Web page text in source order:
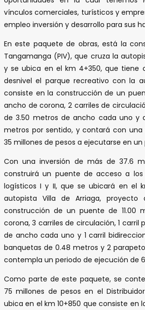
vínculos comerciales, turísticos y
empleo inversión y desarrollo para sus
En este paquete de obras, está la
Tangamanga (PIV), que cruza la
y se ubica en el km 4+350, que tiene
desnivel el parque recreativo con la
consiste en la construcción de un
ancho de corona, 2 carriles de
de 3.50 metros de ancho cada uno y
metros por sentido, y contará con una
35 millones de pesos a ejecutarse en
Con una inversión de más de 37.6
construirá un puente de acceso a los
logísticos I y II, que se ubicará en el
autopista Villa de Arriaga,
construcción de un puente de 11.00
corona, 3 carriles de circulación, 1 carril
de ancho cada uno y 1 carril
banquetas de 0.48 metros y 2
contempla un periodo de ejecución de
Como parte de este paquete, se
75 millones de pesos en el
ubica en el km 10+850 que consiste en